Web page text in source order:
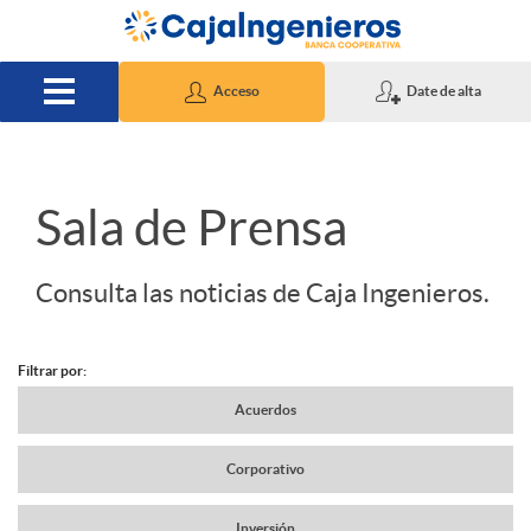
Saltar al contenido principal
Acceso Date de alta
S
i
d
Sala de Prensa
Consulta las noticias de Caja Ingenieros.
N
a
Filtrar por:
Acuerdos
Corporativo